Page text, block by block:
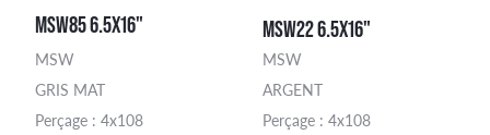
MSW85 6.5X16"
MSW
GRIS MAT
Perçage : 4x108
MSW22 6.5X16"
MSW
ARGENT
Perçage : 4x108